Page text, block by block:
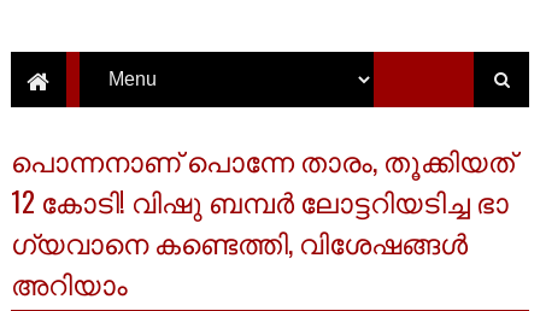
പൊന്നനാണ് പൊന്നേ താരം, തൂക്കിയത്
12 കോടി! വിഷു ബമ്പർ ലോട്ടറിയടിച്ച ഭാ​
ഗ്യവാനെ കണ്ടെത്തി, വിശേഷങ്ങൾ
അറിയാം